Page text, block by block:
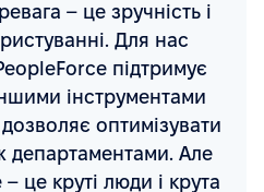
– це зручність і
Для нас
підтримує
інструментами
оптимізувати
департаментами. Але
це круті люди і крута